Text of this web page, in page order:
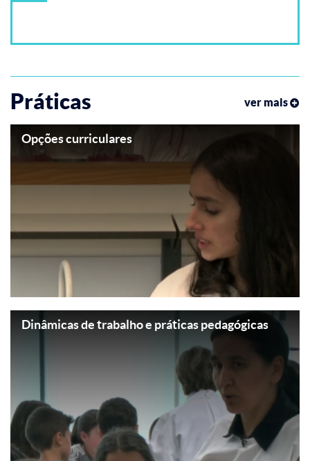
Práticas ver mais
Opções curriculares
Dinâmicas de trabalho e práticas pedagógicas